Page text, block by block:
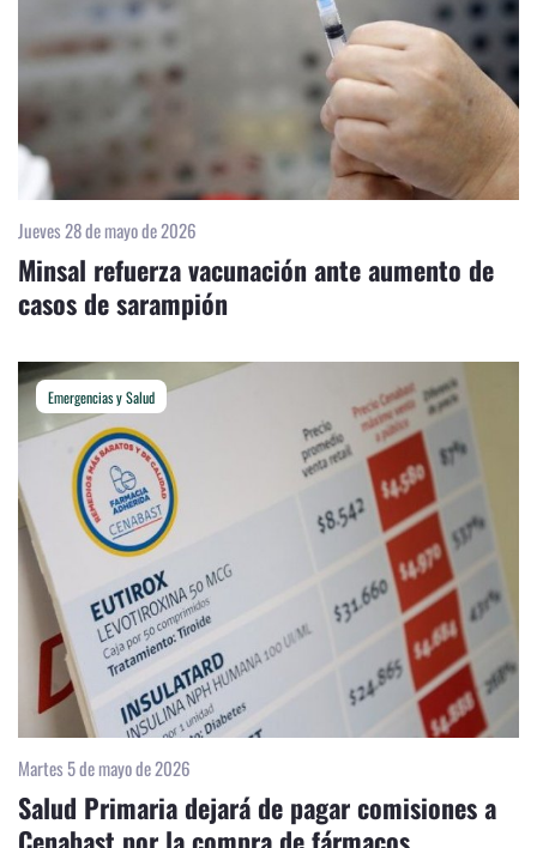
Jueves 28 de mayo de 2026
Minsal refuerza vacunación ante aumento de
casos de sarampión
Emergencias y Salud
Martes 5 de mayo de 2026
Salud Primaria dejará de pagar comisiones a